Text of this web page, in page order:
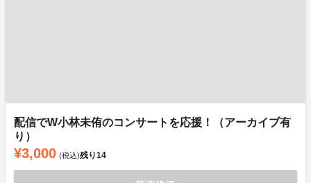
配信でW小林未侑のコンサートを応援！（アーカイブ有
り）
¥3,000 (税込)残り14